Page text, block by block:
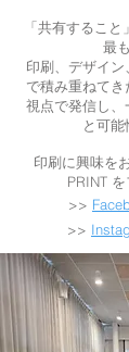
「共有するこ
最
印刷、デザイ
で積み重ねて
視点で発信し、
と可能
印刷に興味を
PRINT
>>
>>